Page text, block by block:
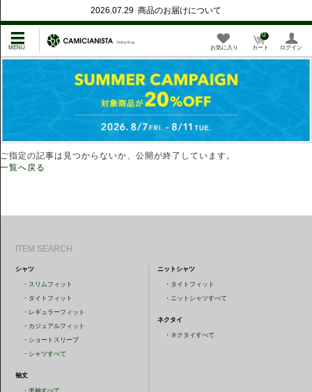
2026.07.29 商品のお届けについて
お気に入り カート
0
ログイン
ご指定の記事は見つからないか、公開が終了しています。
一覧へ戻る
ITEM SEARCH
シャツ
・ スリムフィット
・ タイトフィット
・ レギュラーフィット
・ カジュアルフィット
・ ショートスリーブ
・ シャツすべて
袖丈
・半袖すべて
ニットシャツ
・ タイトフィット
・ ニットシャツすべて
ネクタイ
・ネクタイすべて